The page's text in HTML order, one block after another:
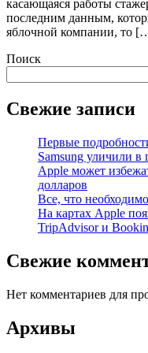
касающаяся работы
последним данным,
яблочной компании, то
Поиск
Свежие записи
Первые
Samsung уличили в
Apple может
долларов
Все, что
На картах Apple
TripAdvisor и
Свежие
Нет комментариев для
Архивы